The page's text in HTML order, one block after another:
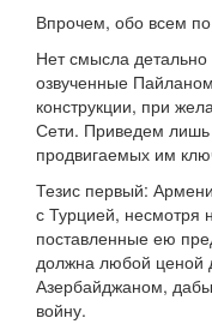
Впрочем, обо всем
Нет смысла детально
озвученные
конструкции, при
Сети. Приведем лишь
продвигаемых им
Тезис первый:
с Турцией, несмотря
поставленные ею
должна любой ценой
Азербайджаном,
войну.